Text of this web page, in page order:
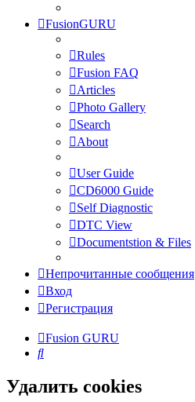
FusionGURU
Rules
Fusion FAQ
Articles
Photo Gallery
Search
About
User Guide
CD6000 Guide
Self Diagnostic
DTC View
Documentstion & Files
Непрочитанные сообщения
Вход
Регистрация
Fusion GURU
Поиск
Удалить cookies